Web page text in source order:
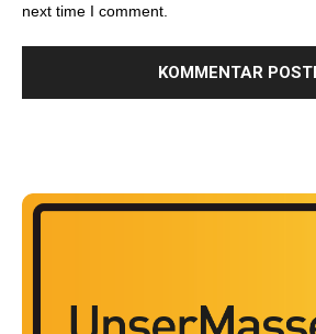
next time I comment.